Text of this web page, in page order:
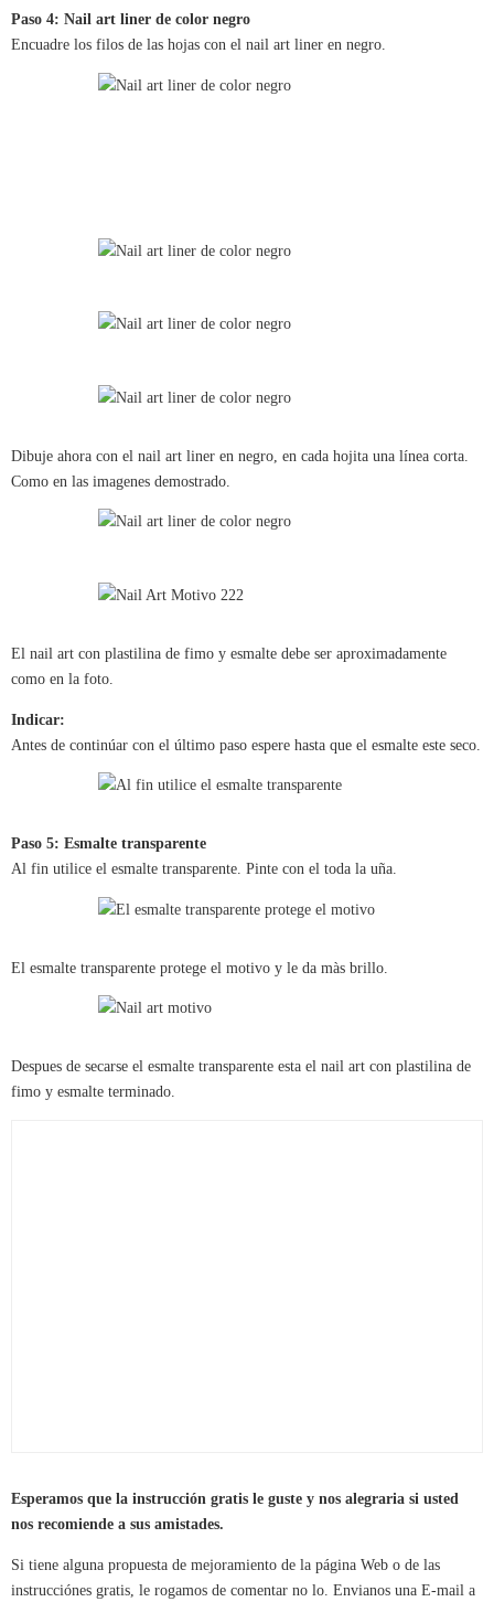
Paso 4: Nail art liner de color negro
Encuadre los filos de las hojas con el nail art liner en negro.
Dibuje ahora con el nail art liner en negro, en cada hojita una línea corta.
Como en las imagenes demostrado.
El nail art con plastilina de fimo y esmalte debe ser aproximadamente
como en la foto.
Indicar:
Antes de continúar con el último paso espere hasta que el esmalte este seco.
Paso 5: Esmalte transparente
Al fin utilice el esmalte transparente. Pinte con el toda la uña.
El esmalte transparente protege el motivo y le da màs brillo.
Despues de secarse el esmalte transparente esta el nail art con plastilina de
fimo y esmalte terminado.
Esperamos que la instrucción gratis le guste y nos alegraria si usted
nos recomiende a sus amistades.
Si tiene alguna propuesta de mejoramiento de la página Web o de las
instrucciónes gratis, le rogamos de comentar no lo. Envianos una E-mail a